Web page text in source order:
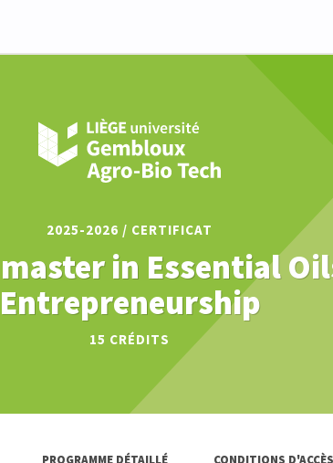
2025-2026 / CERTIFICAT
in Essential
Entrepreneurship
15 CRÉDITS